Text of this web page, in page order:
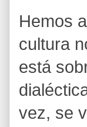
Hemos
cultura
está
vez, se